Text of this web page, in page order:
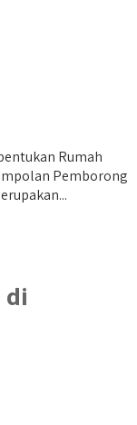
Rumah
Pemborong
di